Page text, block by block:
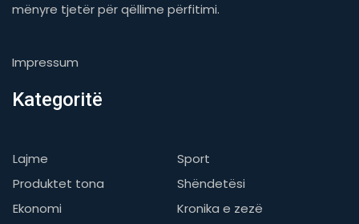
mënyre tjetër për qëllime përfitimi.
Impressum
Kategoritë
Lajme
Sport
Produktet tona
Shëndetësi
Ekonomi
Kronika e zezë